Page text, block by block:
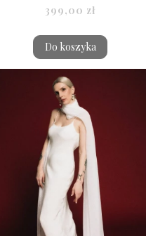
399,00 zł
Do koszyka